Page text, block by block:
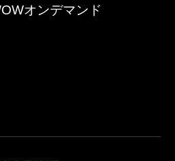
オンデマンド